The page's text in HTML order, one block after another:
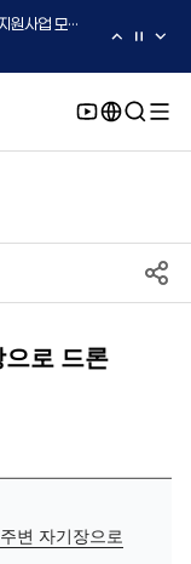
2026년도 중소 제조기업 맞춤형 시뮬레이션 지원사업 모집 공고(추가)
으로 드론
변 자기장으로